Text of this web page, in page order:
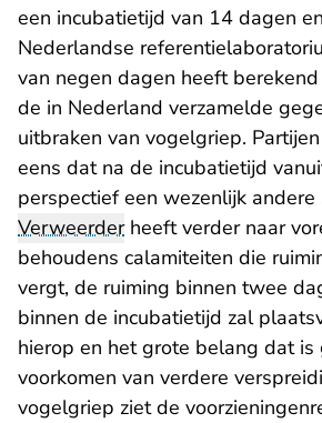
een incubatietijd van 14 dagen
Nederlandse
van negen dagen heeft
de in Nederland verzamelde
uitbraken van vogelgriep.
eens dat na de incubatietijd
perspectief een wezenlijk
Verweerderheeft verder naar
behoudens calamiteiten die
vergt, de ruiming binnen twee
binnen de incubatietijd zal
hierop en het grote belang dat
voorkomen van verdere
vogelgriep ziet de